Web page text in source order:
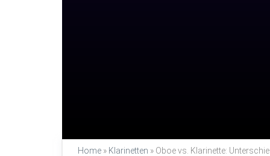
Home » Klarinetten » Oboe vs. Klarinette: